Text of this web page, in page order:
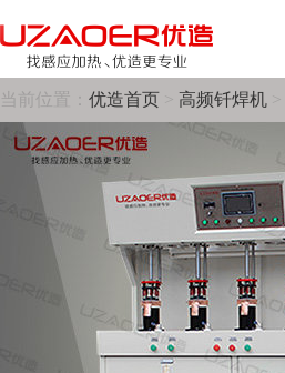
当前位置： 优造首页 > 高频钎焊机 >